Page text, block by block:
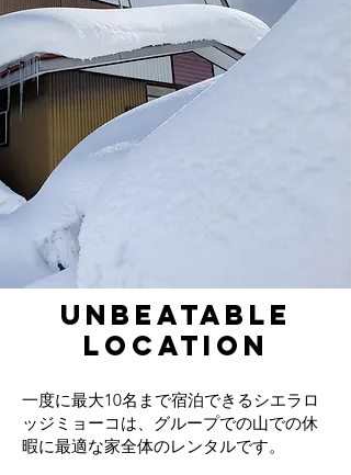
Unbeatable
Location
一度に最大10名まで宿泊できるシエラロ
ッジミョーコは、グループでの山での休
暇に最適な家全体のレンタルです。